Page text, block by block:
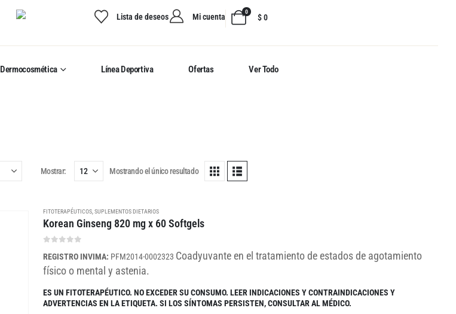
Lista de deseos Mi cuenta
0
$0
Dermocosmética Línea Deportiva Ofertas Ver Todo
Mostrar: Mostrando el único resultado
FITOTERAPÉUTICOS SUPLEMENTOS DIETARIOS
Korean Ginseng 820 mg x 60 Softgels
REGISTRO INVIMA: PFM2014-0002323 Coadyuvante en el tratamiento de estados de agotamiento
físico o mental y astenia.
ES UN FITOTERAPÉUTICO. NO EXCEDER SU CONSUMO. LEER INDICACIONES Y CONTRAINDICACIONES Y
ADVERTENCIAS EN LA ETIQUETA. SI LOS SÍNTOMAS PERSISTEN, CONSULTAR AL MÉDICO.